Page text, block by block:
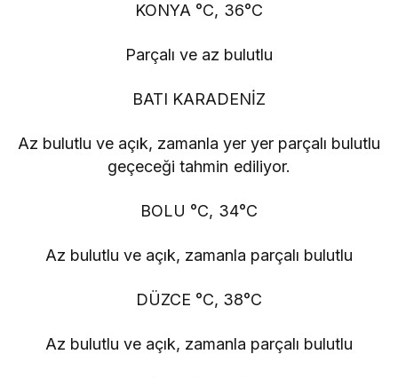
KONYA °C, 36°C
Parçalı ve az bulutlu
BATI KARADENİZ
Az bulutlu ve açık, zamanla yer yer parçalı bulutlu
geçeceği tahmin ediliyor.
BOLU °C, 34°C
Az bulutlu ve açık, zamanla parçalı bulutlu
DÜZCE °C, 38°C
Az bulutlu ve açık, zamanla parçalı bulutlu